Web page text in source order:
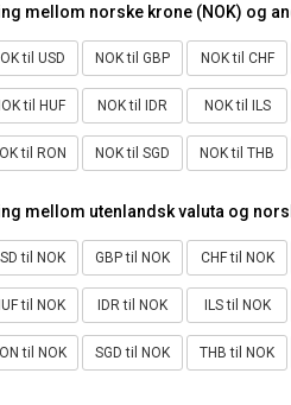
mellom norske krone (NOK) og
til USD NOK til GBP NOK til CHF
til HUF NOK til IDR NOK til ILS
til RON NOK til SGD NOK til THB
mellom utenlandsk valuta og
til NOK GBP til NOK CHF til NOK
til NOK IDR til NOK ILS til NOK
til NOK SGD til NOK THB til NOK